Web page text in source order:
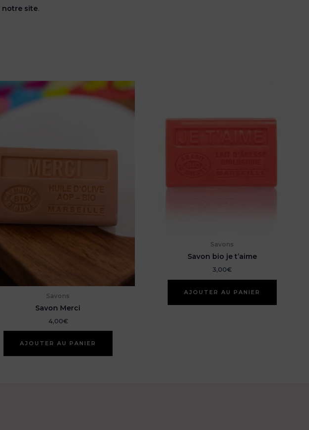
notre site.
Savons
Savon Merci
4,00€
AJOUTER AU PANIER
Savons
Savon bio je t’aime
3,00€
AJOUTER AU PANIER